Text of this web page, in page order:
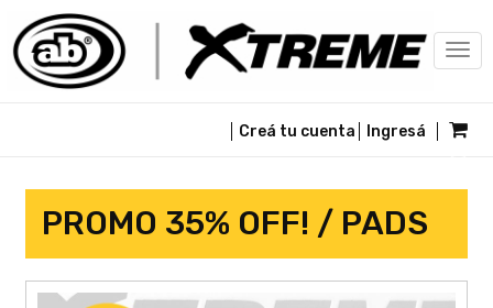
Creá tu cuenta Ingresá
PROMO 35% OFF! / PADS